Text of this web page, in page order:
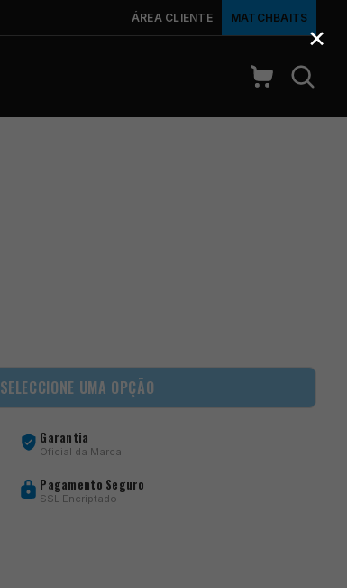
ÁREA CLIENTE MATCHBAITS
SELECCIONE UMA OPÇÃO
Garantia
Oficial da Marca
Pagamento Seguro
SSL Encriptado
×